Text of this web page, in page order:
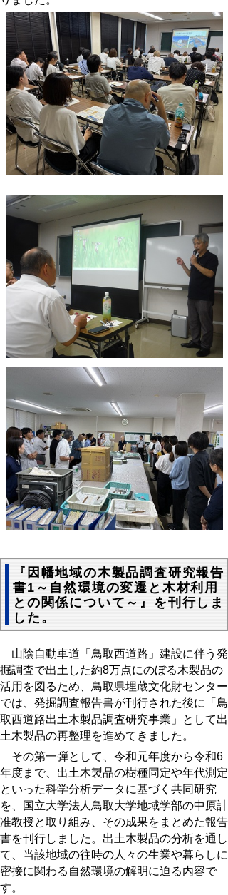
『因幡地域の木製品調査研究報告
書1～自然環境の変遷と木材利用
との関係について～』を刊行しま
した。
山陰自動車道「鳥取西道路」建設に伴う発
掘調査で出土した約8万点にのぼる木製品の
活用を図るため、鳥取県埋蔵文化財センター
では、発掘調査報告書が刊行された後に「鳥
取西道路出土木製品調査研究事業」として出
土木製品の再整理を進めてきました。
その第一弾として、令和元年度から令和6
年度まで、出土木製品の樹種同定や年代測定
といった科学分析データに基づく共同研究
を、国立大学法人鳥取大学地域学部の中原計
准教授と取り組み、その成果をまとめた報告
書を刊行しました。出土木製品の分析を通し
て、当該地域の往時の人々の生業や暮らしに
密接に関わる自然環境の解明に迫る内容で
す。